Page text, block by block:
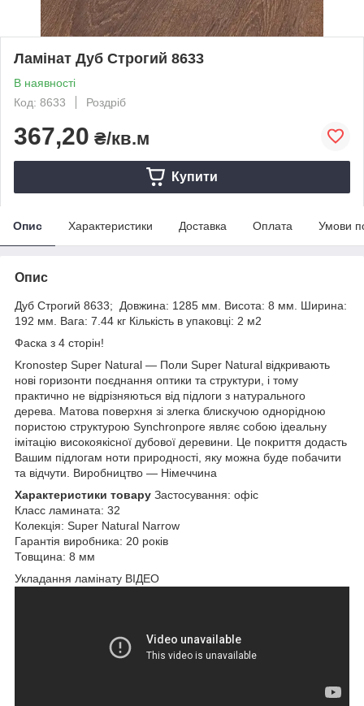
Ламінат Дуб Строгий 8633
В наявності
Код: 8633
Роздріб
367,20 ₴/кв.м
Купити
Опис Характеристики Доставка Оплата Умови
Опис
Дуб Строгий 8633; Довжина: 1285 мм. Висота: 8 мм. Ширина:
192 мм. Вага: 7.44 кг Кількість в упаковці: 2 м2
Фаска з 4 сторін!
Kronostep Super Natural — Поли Super Natural відкривають
нові горизонти поєднання оптики та структури, і тому
практично не відрізняються від підлоги з натурального
дерева. Матова поверхня зі злегка блискучою однорідною
пористою структурою Synchronpore являє собою ідеальну
імітацію високоякісної дубової деревини. Це покриття додасть
Вашим підлогам ноти природності, яку можна буде побачити
та відчути. Виробництво — Німеччина
Характеристики товару Застосування: офіс
Класс ламината: 32
Колекція: Super Natural Narrow
Гарантія виробника: 20 років
Товщина: 8 мм
Укладання ламінату ВІДЕО